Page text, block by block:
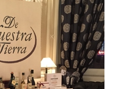
las legumbres. Olvídate de
a los guisos tradicionales y
esta receta simple pero
un ingrediente tan
La Bañeza en un snack ligero,
y 100% natural. Es el
se...